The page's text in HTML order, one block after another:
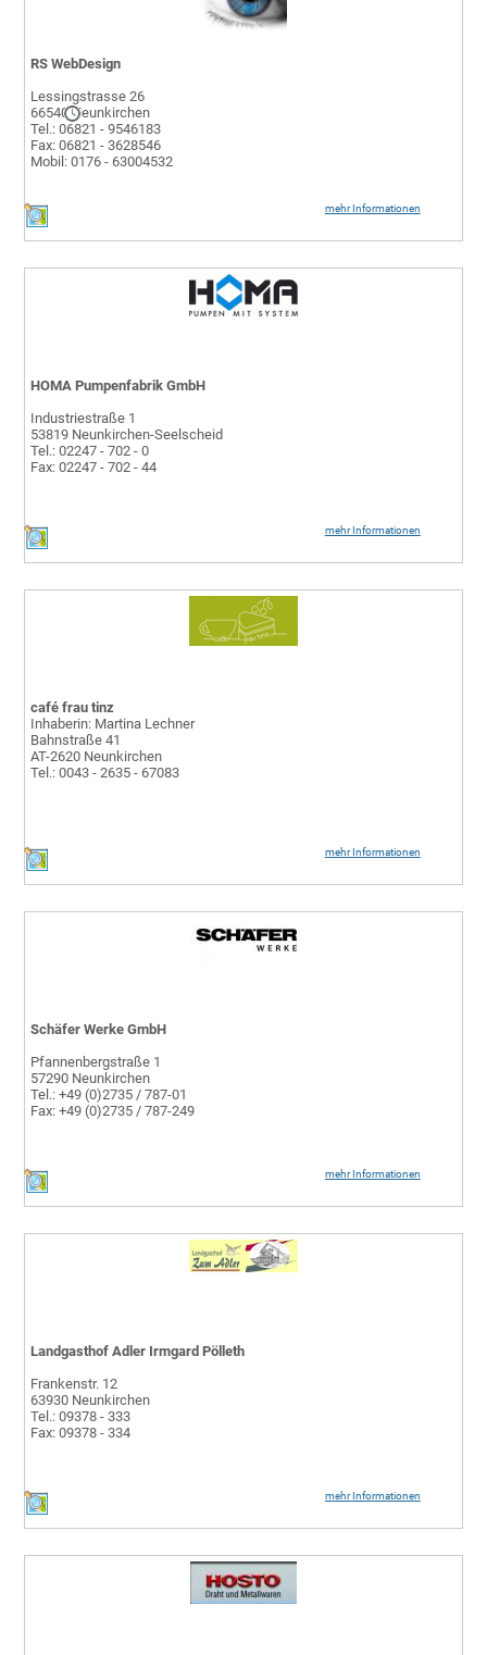
mehr Informationen
RS WebDesign
Lessingstrasse 26
66540 Neunkirchen
Tel.: 06821 - 9546183
Fax: 06821 - 3628546
Mobil: 0176 - 63004532
mehr Informationen
HOMA Pumpenfabrik GmbH
Industriestraße 1
53819 Neunkirchen-Seelscheid
Tel.: 02247 - 702 - 0
Fax: 02247 - 702 - 44
mehr Informationen
café frau tinz
Inhaberin: Martina Lechner
Bahnstraße 41
AT-2620 Neunkirchen
Tel.: 0043 - 2635 - 67083
mehr Informationen
Schäfer Werke GmbH
Pfannenbergstraße 1
57290 Neunkirchen
Tel.: +49 (0)2735 / 787-01
Fax: +49 (0)2735 / 787-249
mehr Informationen
Landgasthof Adler Irmgard Pölleth
Frankenstr. 12
63930 Neunkirchen
Tel.: 09378 - 333
Fax: 09378 - 334